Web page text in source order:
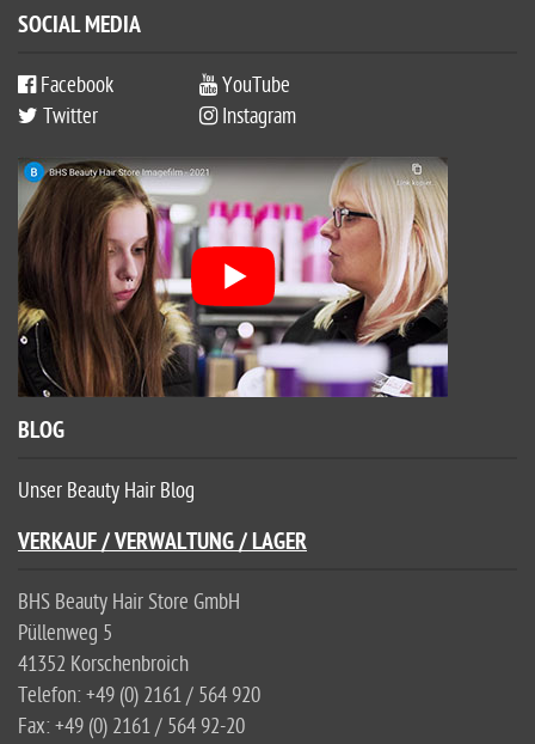
SOCIAL MEDIA
Facebook
YouTube
Twitter
Instagram
BLOG
Unser Beauty Hair Blog
VERKAUF / VERWALTUNG / LAGER
BHS Beauty Hair Store GmbH
Püllenweg 5
41352 Korschenbroich
Telefon: +49 (0) 2161 / 564 920
Fax: +49 (0) 2161 / 564 92-20